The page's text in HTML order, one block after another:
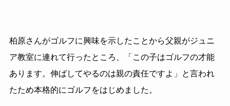
柏原さんがゴルフに興味を示したことから父親がジュニ
ア教室に連れて行ったところ、「この子はゴルフの才能
あります。伸ばしてやるのは親の責任ですよ」と言われ
たため本格的にゴルフをはじめました。